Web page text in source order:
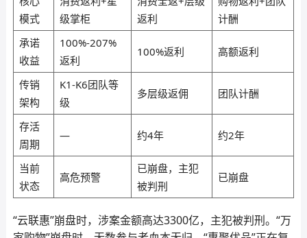
模式
级掌柜
返利
计酬
承诺
收益
100%-207%
返利
100%返利 高额返利
传销
架构
K1-K6团队等
级
多层级返佣 团队计酬
存活
周期
— 约4年 约2年
当前
状态
高危预警
已崩盘，主犯
被判刑
已崩盘
“云联惠”崩盘时，涉案金额高达3300亿，主犯被判刑。“万